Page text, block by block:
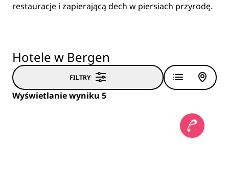
restauracje i zapierającą dech w piersiach przyrodę.
Hotele w Bergen
FILTRY
Wyświetlanie wyniku 5